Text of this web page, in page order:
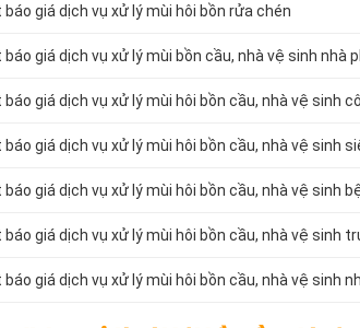
giá dịch vụ xử lý mùi hôi bồn rửa chén
giá dịch vụ xử lý mùi bồn cầu, nhà vệ sinh nhà
giá dịch vụ xử lý mùi hôi bồn cầu, nhà vệ sinh
giá dịch vụ xử lý mùi hôi bồn cầu, nhà vệ sinh
giá dịch vụ xử lý mùi hôi bồn cầu, nhà vệ sinh
giá dịch vụ xử lý mùi hôi bồn cầu, nhà vệ sinh
giá dịch vụ xử lý mùi hôi bồn cầu, nhà vệ sinh